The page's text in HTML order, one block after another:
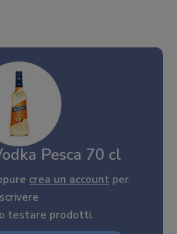
Pesca 70 cl
crea un account per
scrivere
testare prodotti.